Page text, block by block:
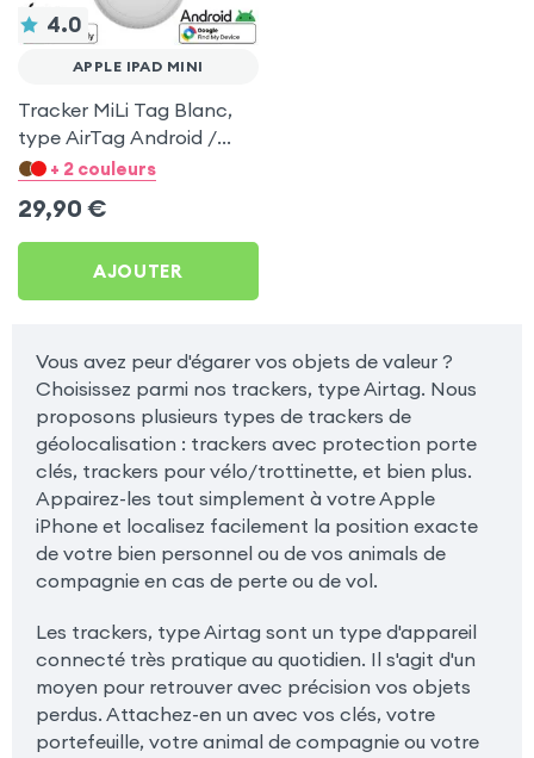
4.0
APPLE IPAD MINI
Tracker MiLi Tag Blanc,
type AirTag Android /
Apple pour Apple iPad
+ 2 couleurs
29,90 €
AJOUTER
Vous avez peur d'égarer vos objets de valeur ?
Choisissez parmi nos trackers, type Airtag. Nous
proposons plusieurs types de trackers de
géolocalisation : trackers avec protection porte
clés, trackers pour vélo/trottinette, et bien plus.
Appairez-les tout simplement à votre Apple
iPhone et localisez facilement la position exacte
de votre bien personnel ou de vos animals de
compagnie en cas de perte ou de vol.
Les trackers, type Airtag sont un type d'appareil
connecté très pratique au quotidien. Il s'agit d'un
moyen pour retrouver avec précision vos objets
perdus. Attachez-en un avec vos clés, votre
portefeuille, votre animal de compagnie ou votre